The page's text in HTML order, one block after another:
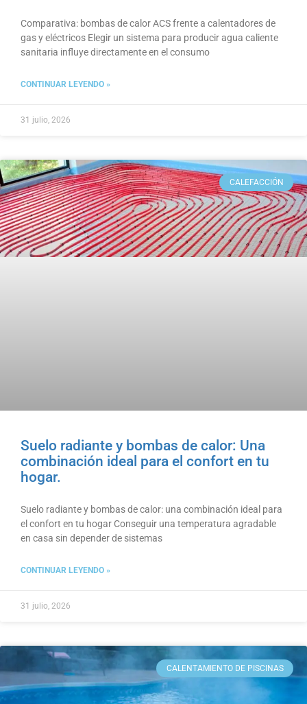
Comparativa: bombas de calor ACS frente a calentadores de
gas y eléctricos Elegir un sistema para producir agua caliente
sanitaria influye directamente en el consumo
CONTINUAR LEYENDO »
31 julio, 2026
CALEFACCIÓN
Suelo radiante y bombas de calor: Una
combinación ideal para el confort en tu
hogar.
Suelo radiante y bombas de calor: una combinación ideal para
el confort en tu hogar Conseguir una temperatura agradable
en casa sin depender de sistemas
CONTINUAR LEYENDO »
31 julio, 2026
CALENTAMIENTO DE PISCINAS